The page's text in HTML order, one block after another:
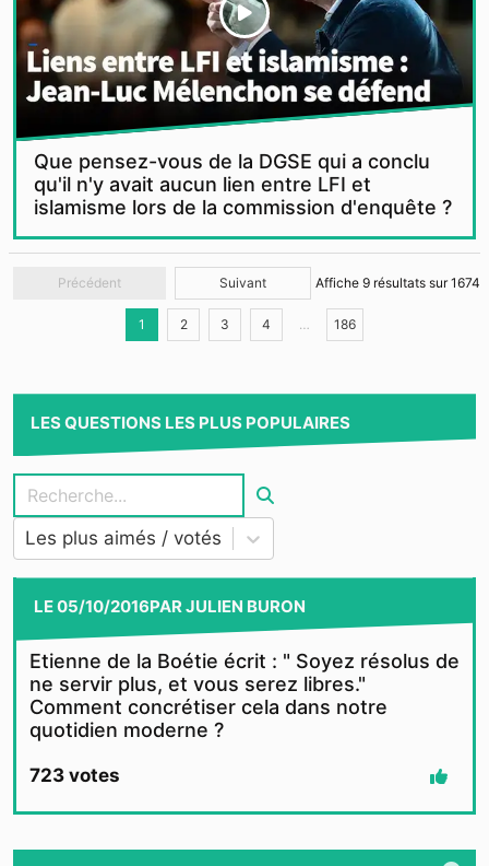
Que pensez-vous de la DGSE qui a conclu
qu'il n'y avait aucun lien entre LFI et
islamisme lors de la commission d'enquête ?
Précédent Suivant Affiche 9 résultats sur1674
1 2 3 4 … 186
LES QUESTIONS LES PLUS POPULAIRES
Les plus aimés / votés
LE05/10/2016PARJULIEN BURON
Etienne de la Boétie écrit : " Soyez résolus de
ne servir plus, et vous serez libres."
Comment concrétiser cela dans notre
quotidien moderne ?
723 votes